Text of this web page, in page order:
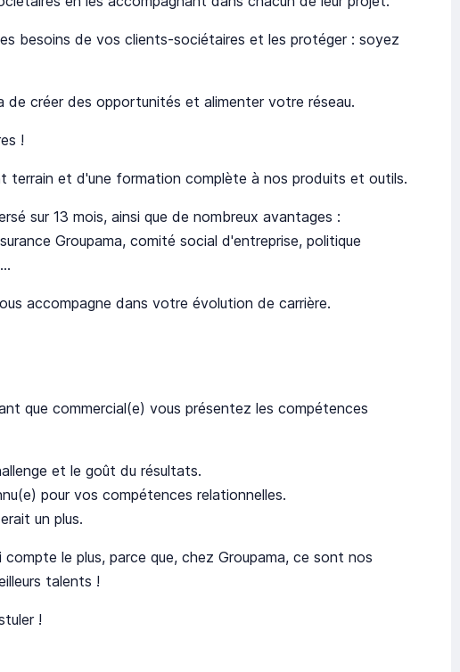
besoins de vos clients-sociétaires et les protéger : soyez
créer des opportunités et alimenter votre réseau.
!
terrain et d'une formation complète à nos produits et outils.
sur 13 mois, ainsi que de nombreux avantages :
Groupama, comité social d'entreprise, politique
accompagne dans votre évolution de carrière.
que commercial(e) vous présentez les compétences
et le goût du résultats.
pour vos compétences relationnelles.
un plus.
le plus, parce que, chez Groupama, ce sont nos
talents !
!